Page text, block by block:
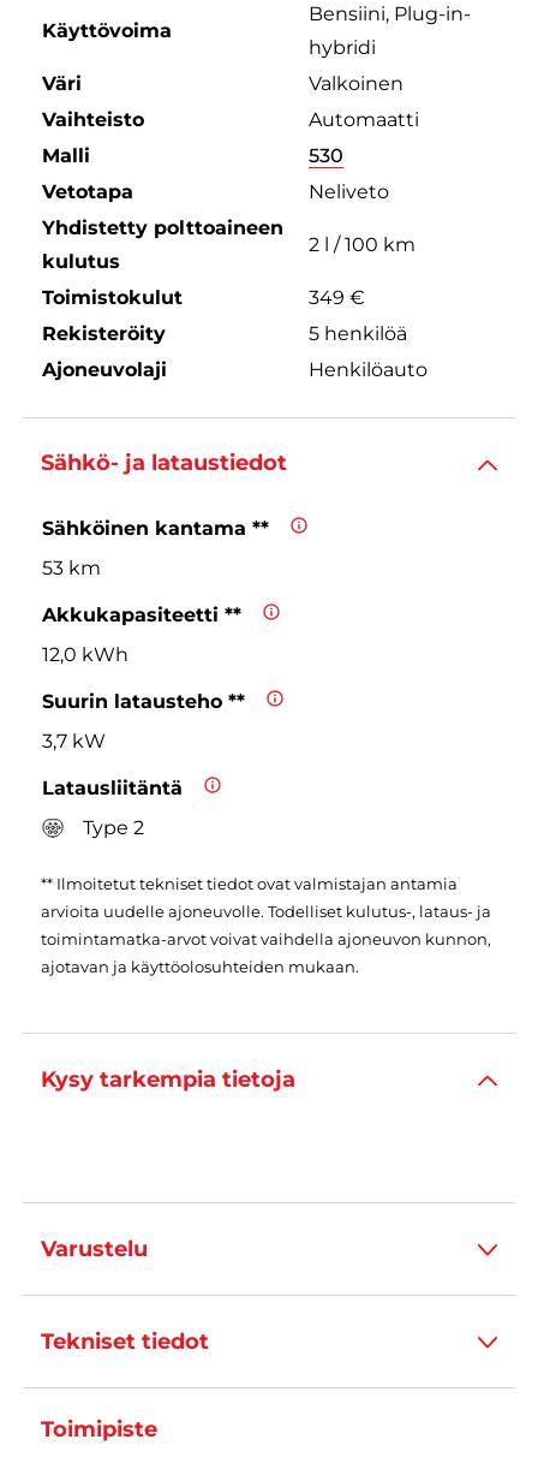
Käyttövoima
Bensiini, Plug-in-
hybridi
Väri
Valkoinen
Vaihteisto
Automaatti
Malli
530
Vetotapa
Neliveto
Yhdistetty polttoaineen
kulutus
2 l / 100 km
Toimistokulut
349 €
Rekisteröity
5 henkilöä
Ajoneuvolaji
Henkilöauto
Sähkö- ja lataustiedot
Sähköinen kantama **
53 km
Akkukapasiteetti **
12,0 kWh
Suurin latausteho **
3,7 kW
Latausliitäntä
Type 2
** Ilmoitetut tekniset tiedot ovat valmistajan antamia
arvioita uudelle ajoneuvolle. Todelliset kulutus-, lataus- ja
toimintamatka-arvot voivat vaihdella ajoneuvon kunnon,
ajotavan ja käyttöolosuhteiden mukaan.
Kysy tarkempia tietoja
Varustelu
Tekniset tiedot
Toimipiste